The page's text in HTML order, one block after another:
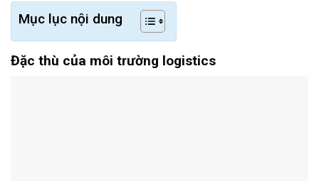
Mục lục nội dung
Đặc thù của môi trường logistics